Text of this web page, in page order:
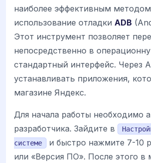
наиболее эффективным методом
использование отладки ADB
Этот инструмент позволяет
непосредственно в
стандартный интерфейс. Через
устанавливать приложения,
магазине Яндекс.
Для начала работы необходимо
разработчика. Зайдите в
системе
и быстро нажмите 7-10
или «Версия ПО». После этого в